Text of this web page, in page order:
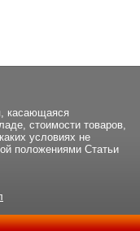
касающаяся
стоимости товаров,
условиях не
положениями Статьи